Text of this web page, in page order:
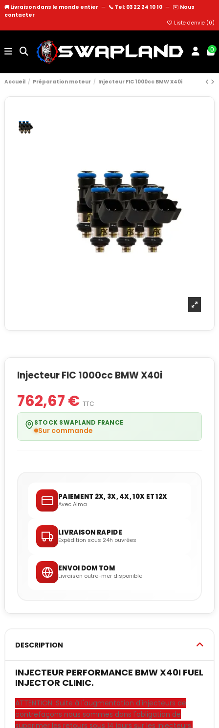
🚚 Livraison dans le monde entier — 📞 Tel: 03 22 24 10 10 — ✉️ Nous
contacter
Liste d'envie (0)
0
Accueil Préparation moteur Injecteur FIC 1000cc BMW X40i
Injecteur FIC 1000cc BMW X40i
762,67 € TTC
STOCK SWAPLAND FRANCE
Sur commande
PAIEMENT 2X, 3X, 4X, 10X ET 12X
Avec Alma
LIVRAISON RAPIDE
Expédition sous 24h ouvrées
ENVOI DOM TOM
Livraison outre-mer disponible
DESCRIPTION
INJECTEUR PERFORMANCE BMW X40I FUEL
INJECTOR CLINIC.
ATTENTION: Suite à l'augmentation d'injecteurs de
contrefaçons nous sommes dans l'obligation de
supprimer les retours sous 14 jours sur les injecteurs.